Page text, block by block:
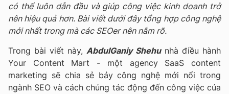
có thể luôn dẫn đầu và giúp công việc kinh doanh trở
nên hiệu quả hơn. Bài viết dưới đây tổng hợp công nghệ
mới nhất trong mà các SEOer nên nắm rõ.
Trong bài viết này, AbdulGaniy Shehunhà điều hành
Your Content Mart - một agency SaaS content
marketing sẽ chia sẻ bảy công nghệ mới nổi trong
ngành SEO và cách chúng tác động đến công việc của